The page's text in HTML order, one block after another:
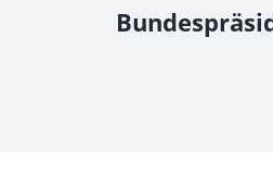
HAUSÄRZTLICHE